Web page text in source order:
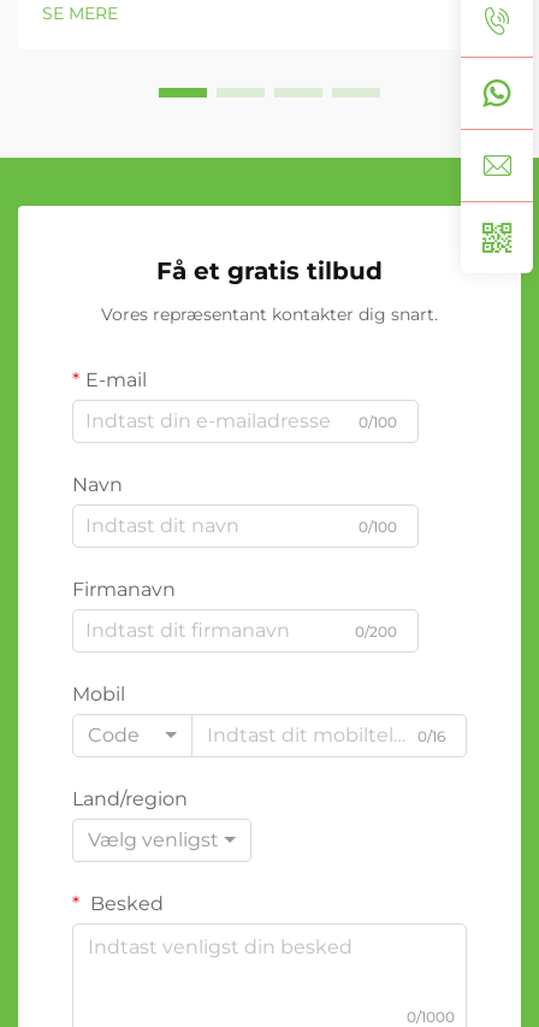
SE MERE
Få et gratis tilbud
Vores repræsentant kontakter dig snart.
E-mail
0/100
Navn
0/100
Firmanavn
0/200
Mobil
Code
0/16
Land/region
Vælg venligst
Besked
0/1000